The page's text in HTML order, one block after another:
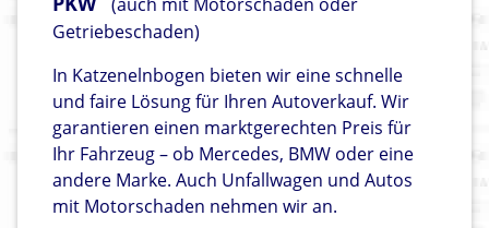
Getriebeschaden)
In Katzenelnbogen bieten wir eine schnelle
und faire Lösung für Ihren Autoverkauf. Wir
garantieren einen marktgerechten Preis für
Ihr Fahrzeug – ob Mercedes, BMW oder eine
andere Marke. Auch Unfallwagen und Autos
mit Motorschaden nehmen wir an.